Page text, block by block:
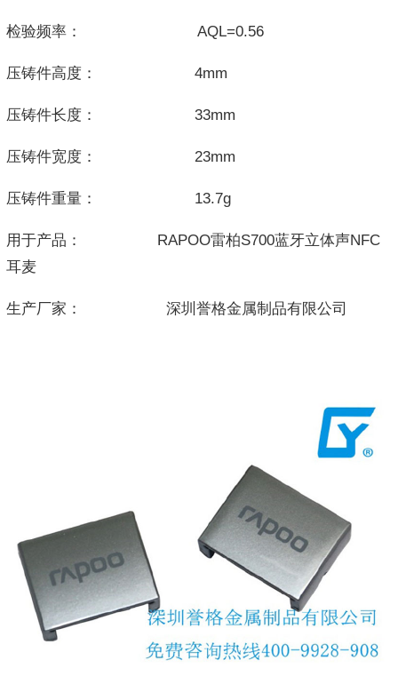
检验频率： AQL=0.56
压铸件高度： 4mm
压铸件长度： 33mm
压铸件宽度： 23mm
压铸件重量： 13.7g
用于产品： RAPOO雷柏S700蓝牙立体声NFC
耳麦
生产厂家： 深圳誉格金属制品有限公司